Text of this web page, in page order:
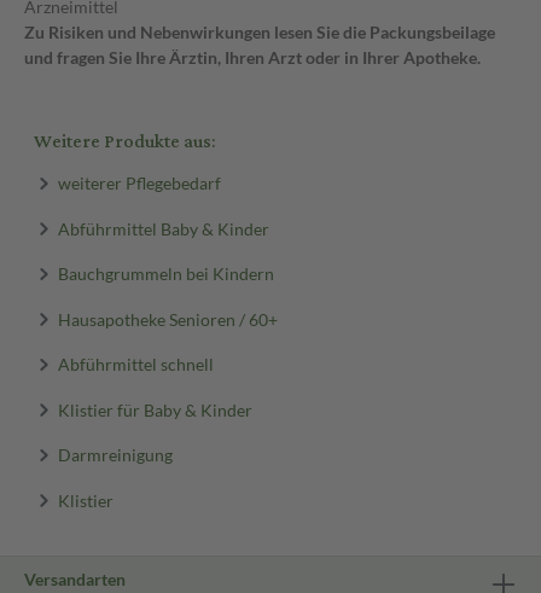
Arzneimittel
Zu Risiken und Nebenwirkungen lesen Sie die Packungsbeilage
und fragen Sie Ihre Ärztin, Ihren Arzt oder in Ihrer Apotheke.
Weitere Produkte aus:
weiterer Pflegebedarf
Abführmittel Baby & Kinder
Bauchgrummeln bei Kindern
Hausapotheke Senioren / 60+
Abführmittel schnell
Klistier für Baby & Kinder
Darmreinigung
Klistier
Versandarten